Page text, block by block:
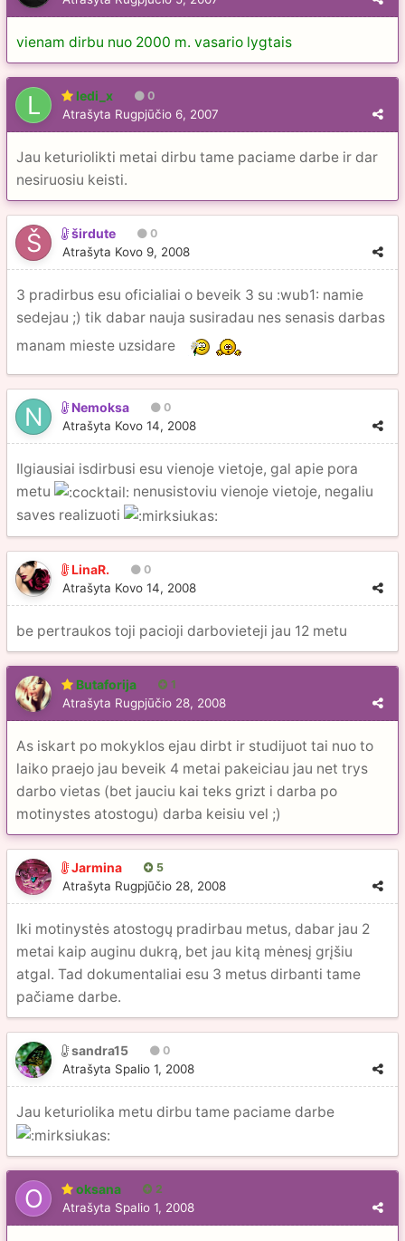
vienam dirbu nuo 2000 m. vasario lygtais
ledi_x 0
Atrašyta Rugpjūčio 6, 2007
Jau keturiolikti metai dirbu tame paciame darbe ir dar
nesiruosiu keisti.
širdute 0
Atrašyta Kovo 9, 2008
3 pradirbus esu oficialiai o beveik 3 su :wub1: namie
sedejau ;) tik dabar nauja susiradau nes senasis darbas
manam mieste uzsidare
Nemoksa 0
Atrašyta Kovo 14, 2008
Ilgiausiai isdirbusi esu vienoje vietoje, gal apie pora
metu
nenusistoviu vienoje vietoje, negaliu
saves realizuoti
LinaR. 0
Atrašyta Kovo 14, 2008
be pertraukos toji pacioji darbovieteji jau 12 metu
Butaforija 1
Atrašyta Rugpjūčio 28, 2008
As iskart po mokyklos ejau dirbt ir studijuot tai nuo to
laiko praejo jau beveik 4 metai pakeiciau jau net trys
darbo vietas (bet jauciu kai teks grizt i darba po
motinystes atostogu) darba keisiu vel ;)
Jarmina 5
Atrašyta Rugpjūčio 28, 2008
Iki motinystės atostogų pradirbau metus, dabar jau 2
metai kaip auginu dukrą, bet jau kitą mėnesį grįšiu
atgal. Tad dokumentaliai esu 3 metus dirbanti tame
pačiame darbe.
sandra15 0
Atrašyta Spalio 1, 2008
Jau keturiolika metu dirbu tame paciame darbe
oksana 2
Atrašyta Spalio 1, 2008